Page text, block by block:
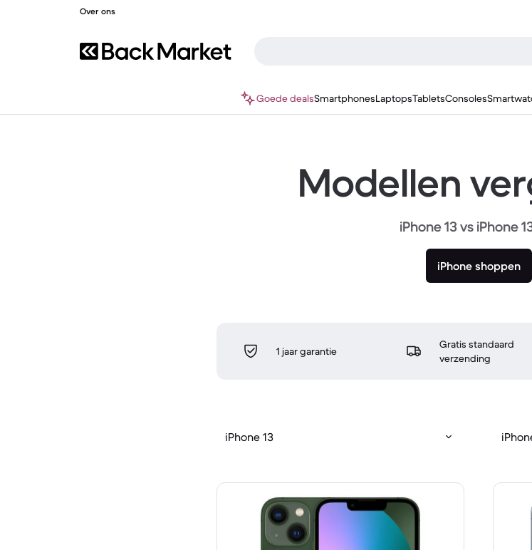
Over ons
Goede dealsSmartphonesLaptopsTabletsConsoles
Modellen
iPhone 13 vs iPhone
iPhone shoppen
1 jaar garantie
Gratis standaard
verzending
iPhone 13